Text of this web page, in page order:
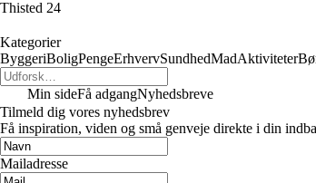
Thisted 24
Kategorier
ByggeriBoligPengeErhvervSundhedMadAktiviteter
Min sideFå adgangNyhedsbreve
Tilmeld dig vores nyhedsbrev
Få inspiration, viden og små genveje direkte i din
Mailadresse